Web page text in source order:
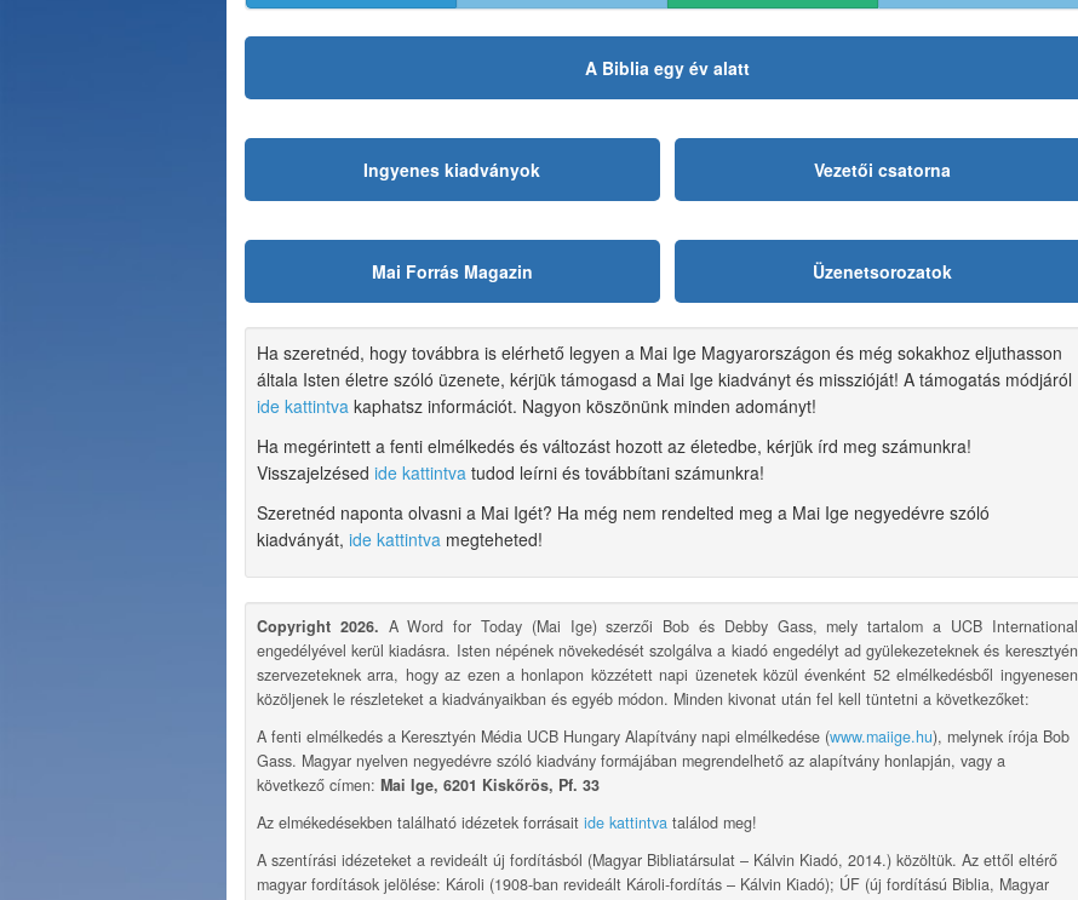
A Biblia egy év alatt
Ingyenes kiadványok Vezetői csatorna
Mai Forrás Magazin Üzenetsorozatok
Ha szeretnéd, hogy továbbra is elérhető legyen a Mai Ige Magyarországon és még sokakhoz eljuthasson
általa Isten életre szóló üzenete, kérjük támogasd a Mai Ige kiadványt és misszióját! A támogatás módjáról
ide kattintva kaphatsz információt. Nagyon köszönünk minden adományt!
Ha megérintett a fenti elmélkedés és változást hozott az életedbe, kérjük írd meg számunkra!
Visszajelzésed ide kattintva tudod leírni és továbbítani számunkra!
Szeretnéd naponta olvasni a Mai Igét? Ha még nem rendelted meg a Mai Ige negyedévre szóló
kiadványát, ide kattintva megteheted!
Copyright 2026. A Word for Today (Mai Ige) szerzői Bob és Debby Gass, mely tartalom a UCB International
engedélyével kerül kiadásra. Isten népének növekedését szolgálva a kiadó engedélyt ad gyülekezeteknek és keresztyén
szervezeteknek arra, hogy az ezen a honlapon közzétett napi üzenetek közül évenként 52 elmélkedésből ingyenesen
közöljenek le részleteket a kiadványaikban és egyéb módon. Minden kivonat után fel kell tüntetni a következőket:
A fenti elmélkedés a Keresztyén Média UCB Hungary Alapítvány napi elmélkedése (www.maiige.hu), melynek írója Bob
Gass. Magyar nyelven negyedévre szóló kiadvány formájában megrendelhető az alapítvány honlapján, vagy a
következő címen: Mai Ige, 6201 Kiskőrös, Pf. 33
Az elmékedésekben található idézetek forrásait ide kattintva találod meg!
A szentírási idézeteket a revideált új fordításból (Magyar Bibliatársulat – Kálvin Kiadó, 2014.) közöltük. Az ettől eltérő
magyar fordítások jelölése: Károli (1908-ban revideált Károli-fordítás – Kálvin Kiadó); ÚF (új fordítású Biblia, Magyar